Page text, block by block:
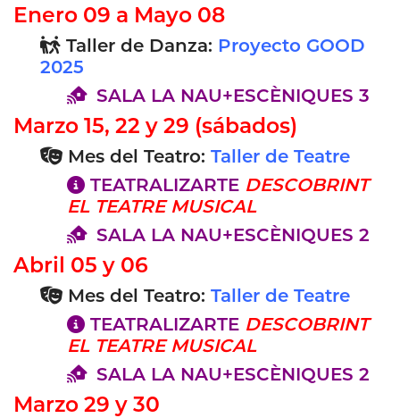
Enero 09 a Mayo 08
Taller de Danza: Proyecto GOOD
2025
SALA LA NAU+ESCÈNIQUES 3
Marzo 15, 22 y 29 (sábados)
Mes del Teatro: Taller de Teatre
TEATRALIZARTE DESCOBRINT
EL TEATRE MUSICAL
SALA LA NAU+ESCÈNIQUES 2
Abril 05 y 06
Mes del Teatro: Taller de Teatre
TEATRALIZARTE DESCOBRINT
EL TEATRE MUSICAL
SALA LA NAU+ESCÈNIQUES 2
Marzo 29 y 30